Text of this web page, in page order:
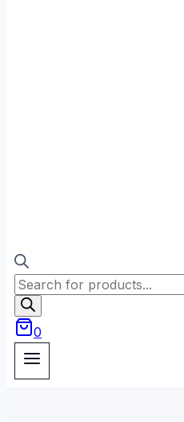
Products
search
0